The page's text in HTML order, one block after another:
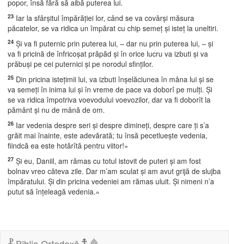
popor, însă fără să aibă puterea lui.
23 Iar la sfârşitul împărăţiei lor, când se va covârşi măsura
păcatelor, se va ridica un împărat cu chip semeţ şi isteţ la uneltiri.
24 Şi va fi puternic prin puterea lui, – dar nu prin puterea lui, – şi
va fi pricină de înfricoşat prăpăd şi în orice lucru va izbuti şi va
prăbuşi pe cei puternici şi pe norodul sfinţilor.
25 Din pricina isteţimii lui, va izbuti înşelăciunea în mâna lui şi se
va semeţi în inima lui şi în vreme de pace va doborî pe mulţi. Şi
se va ridica împotriva voevodului voevozilor, dar va fi doborît la
pământ şi nu de mână de om.
26 Iar vedenia despre seri şi despre dimineţi, despre care ţi s’a
grăit mai înainte, este adevărată; tu însă pecetlueşte vedenia,
fiindcă ea este hotărîtă pentru viitor!»
27 Şi eu, Daniil, am rămas cu totul istovit de puteri şi am fost
bolnav vreo câteva zile. Dar m’am sculat şi am avut grijă de slujba
împăratului. Şi din pricina vedeniei am rămas uluit. Şi nimeni n’a
putut să înţeleagă vedenia.»